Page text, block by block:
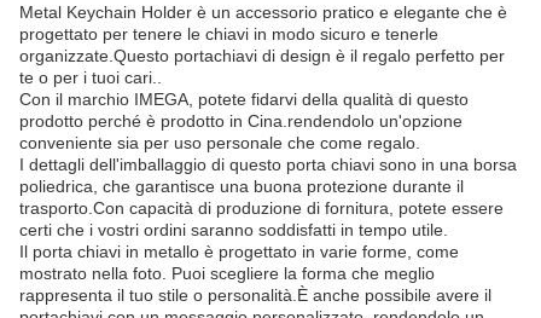
Metal Keychain Holder è un accessorio pratico e elegante che è
progettato per tenere le chiavi in modo sicuro e tenerle
organizzate.Questo portachiavi di design è il regalo perfetto per
te o per i tuoi cari..
Con il marchio IMEGA, potete fidarvi della qualità di questo
prodotto perché è prodotto in Cina.rendendolo un'opzione
conveniente sia per uso personale che come regalo.
I dettagli dell'imballaggio di questo porta chiavi sono in una borsa
poliedrica, che garantisce una buona protezione durante il
trasporto.Con capacità di produzione di fornitura, potete essere
certi che i vostri ordini saranno soddisfatti in tempo utile.
Il porta chiavi in metallo è progettato in varie forme, come
mostrato nella foto. Puoi scegliere la forma che meglio
rappresenta il tuo stile o personalità.È anche possibile avere il